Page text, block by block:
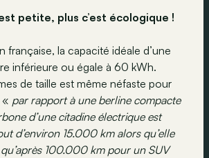
petite, plus c’est écologique !
française, la capacité idéale d’une
inférieure ou égale à 60 kWh.
de taille est même néfaste pour
« par rapport à une berline compacte
d’une citadine électrique est
d’environ 15.000 km alors qu’elle
100.000 km pour un SUV